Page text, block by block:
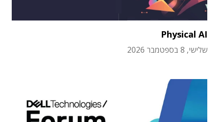
Physical AI
שלישי, 8 בספטמבר 2026